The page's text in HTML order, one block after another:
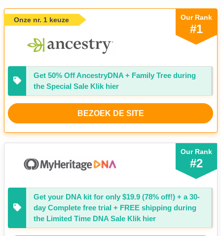
Our Rank
#1
Onze nr. 1 keuze
Get 50% Off AncestryDNA + Family Tree during
the Special Sale Klik hier
BEZOEK DE SITE
Our Rank
#2
Get your DNA kit for only $19.9 (78% off!) + a 30-
day Complete free trial + FREE shipping during
the Limited Time DNA Sale Klik hier